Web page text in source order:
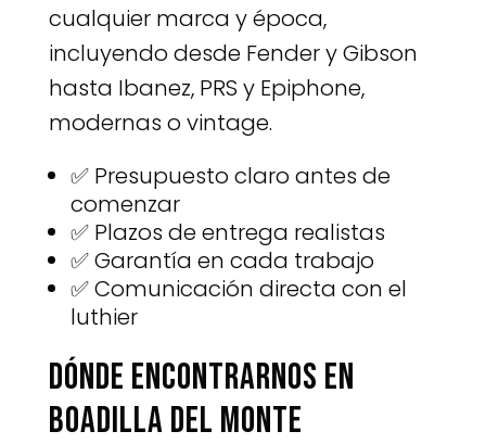
cualquier marca y época,
incluyendo desde Fender y Gibson
hasta Ibanez, PRS y Epiphone,
modernas o vintage.
✅ Presupuesto claro antes de
comenzar
✅ Plazos de entrega realistas
✅ Garantía en cada trabajo
✅ Comunicación directa con el
luthier
Dónde encontrarnos en
Boadilla del Monte